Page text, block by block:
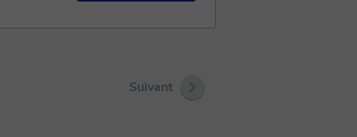
vectores al
Suivant